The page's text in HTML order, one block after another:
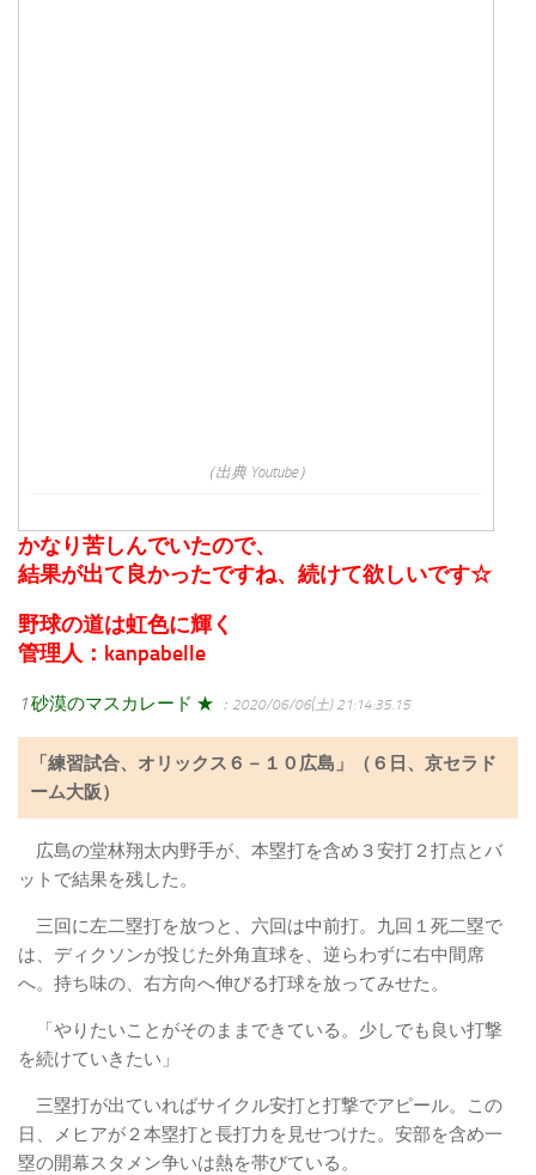
（出典 Youtube）
かなり苦しんでいたので、
結果が出て良かったですね、続けて欲しいです☆
野球の道は虹色に輝く
管理人：kanpabelle
1砂漠のマスカレード ★ ：2020/06/06(土) 21:14:35.15
「練習試合、オリックス６－１０広島」（６日、京セラド
ーム大阪）
広島の堂林翔太内野手が、本塁打を含め３安打２打点とバ
ットで結果を残した。
三回に左二塁打を放つと、六回は中前打。九回１死二塁で
は、ディクソンが投じた外角直球を、逆らわずに右中間席
へ。持ち味の、右方向へ伸びる打球を放ってみせた。
「やりたいことがそのままできている。少しでも良い打撃
を続けていきたい」
三塁打が出ていればサイクル安打と打撃でアピール。この
日、メヒアが２本塁打と長打力を見せつけた。安部を含め一
塁の開幕スタメン争いは熱を帯びている。